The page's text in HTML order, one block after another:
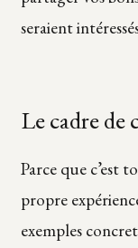
seraient
Le cadre de
Parce que c’est
propre
exemples